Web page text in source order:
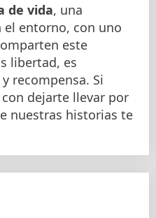
de vida, una
entorno, con uno
este
libertad, es
recompensa. Si
dejarte llevar por
nuestras historias te